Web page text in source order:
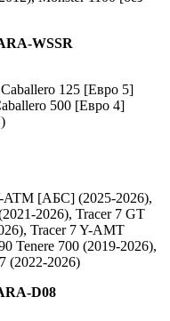
WSSR
125 [Евро 5]
500 [Евро 4]
[АБС] (2025-2026),
2026), Tracer 7 GT
Tracer 7 Y-AMT
Tenere 700 (2019-2026),
(2022-2026)
D08